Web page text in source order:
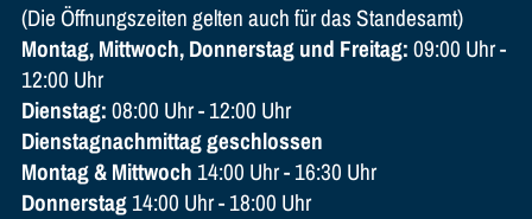
(Die Öffnungszeiten gelten auch für das Standesamt)
Montag, Mittwoch, Donnerstag und Freitag:09:00 Uhr -
12:00 Uhr
Dienstag:08:00 Uhr - 12:00 Uhr
Dienstagnachmittag geschlossen
Montag & Mittwoch 14:00 Uhr - 16:30 Uhr
Donnerstag14:00 Uhr - 18:00 Uhr